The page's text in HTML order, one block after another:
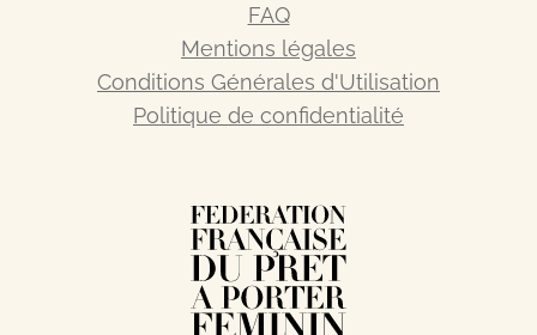
FAQ
Mentions légales
Conditions Générales d'Utilisation
Politique de confidentialité